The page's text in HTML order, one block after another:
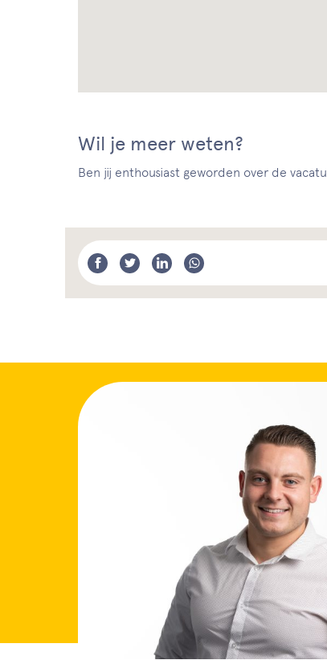
Wil je meer weten?
Ben jij enthousiast geworden over de